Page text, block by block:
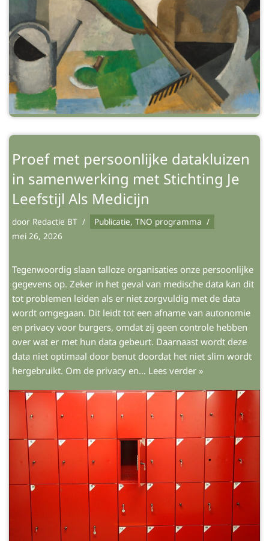
Proef met persoonlijke datakluizen
in samenwerking met Stichting Je
Leefstijl Als Medicijn
door Redactie BT Publicatie, TNO programma
mei 26, 2026
Tegenwoordig slaan talloze organisaties onze persoonlijke
gegevens op. Zeker in het geval van medische data kan dit
tot problemen leiden als er niet zorgvuldig met de data
wordt omgegaan. Dit leidt tot een afname van autonomie
en privacy voor burgers, omdat zij geen controle hebben
over wat er met hun data gebeurt. Daarnaast wordt deze
data niet optimaal door benut doordat het niet slim wordt
hergebruikt. Om de privacy en… Lees verder »